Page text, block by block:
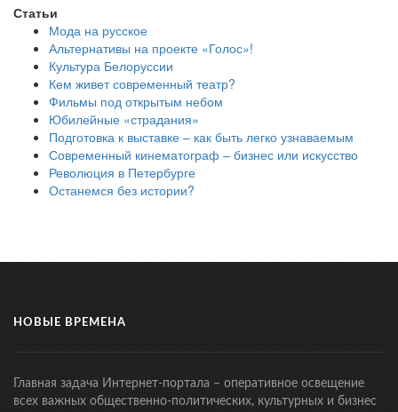
Статьи
Мода на русское
Альтернативы на проекте «Голос»!
Культура Белоруссии
Кем живет современный театр?
Фильмы под открытым небом
Юбилейные «страдания»
Подготовка к выставке – как быть легко узнаваемым
Современный кинематограф – бизнес или искусство
Революция в Петербурге
Останемся без истории?
НОВЫЕ ВРЕМЕНА
Главная задача Интернет-портала – оперативное освещение
всех важных общественно-политических, культурных и бизнес